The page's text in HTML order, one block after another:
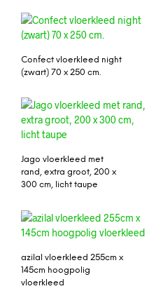
Confect vloerkleed night
(zwart) 70 x 250 cm.
Jago vloerkleed met
rand, extra groot, 200 x
300 cm, licht taupe
azilal vloerkleed 255cm x
145cm hoogpolig
vloerkleed